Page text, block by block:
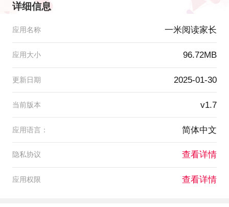
详细信息
应用名称 一米阅读家长
应用大小 96.72MB
更新日期 2025-01-30
当前版本 v1.7
应用语言： 简体中文
隐私协议 查看详情
应用权限 查看详情